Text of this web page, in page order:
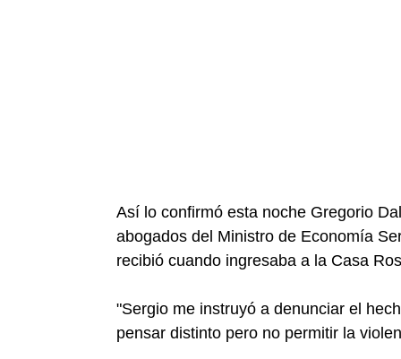
Así lo confirmó esta noche Gregorio
abogados del Ministro de Economía
recibió cuando ingresaba a la Casa
"Sergio me instruyó a denunciar el
pensar distinto pero no permitir la